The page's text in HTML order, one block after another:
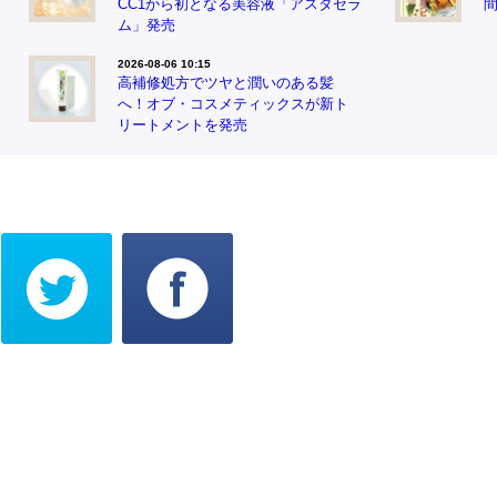
CC1から初となる美容液「アスタセラ
ム」発売
2026-08-06 10:15
高補修処方でツヤと潤いのある髪
へ！オブ・コスメティックスが新ト
リートメントを発売